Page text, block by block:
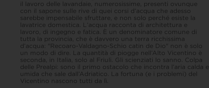
il lavoro delle lavandaie, numerosissime, presenti ovunque
con il sapone sulle rive di quei corsi d’acqua che adesso
sarebbe impensabile sfruttare, e non solo perché esiste la
lavatrice domestica. L’acqua racconta di architettura e
lavoro, di ingegno e fatica. È un denominatore comune di
tutta la provincia, che è davvero una terra ricchissima
d’acqua: "Recoaro-Valdagno-Schio catin de Dio" non è solo
un modo di dire. La quantità di piogge nell’Alto Vicentino è
seconda, in Italia, solo al Friuli. Gli scienziati lo sanno. Colpa
delle Prealpi: sono il primo ostacolo che incontra l’aria calda e
umida che sale dall’Adriatico. La fortuna (e i problemi) del
Vicentino nascono tutti da lì.